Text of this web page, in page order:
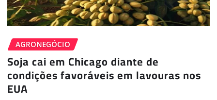
AGRONEGÓCIO
Soja cai em Chicago diante de
condições favoráveis em lavouras nos
EUA